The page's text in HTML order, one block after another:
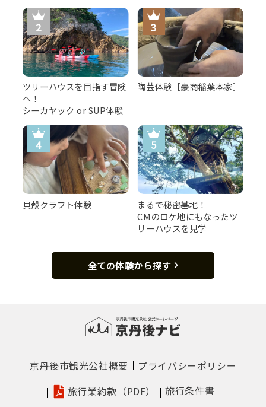
ツリーハウスを目指す冒険
へ！
シーカヤック or SUP体験
陶芸体験［豪商稲葉本家］
貝殻クラフト体験
まるで秘密基地！
CMのロケ地にもなったツ
リーハウスを見学
全ての体験から探す
京丹後市観光公社概要
プライバシーポリシー
旅行業約款（PDF）
旅行条件書